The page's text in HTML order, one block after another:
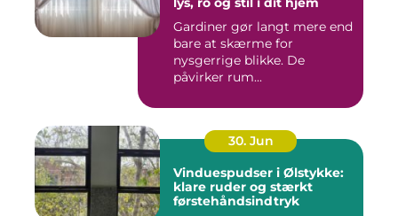
Gardiner gør langt mere end
bare at skærme for
nysgerrige blikke. De
påvirker rum...
30. Jun
Vinduespudser i Ølstykke:
klare ruder og stærkt
førstehåndsindtryk